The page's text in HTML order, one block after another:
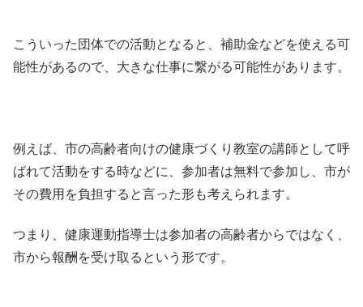
こういった団体での活動となると、補助金などを使える可
能性があるので、大きな仕事に繋がる可能性があります。
例えば、市の高齢者向けの健康づくり教室の講師として呼
ばれて活動をする時などに、参加者は無料で参加し、市が
その費用を負担すると言った形も考えられます。
つまり、健康運動指導士は参加者の高齢者からではなく、
市から報酬を受け取るという形です。